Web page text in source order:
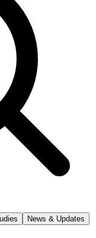
vorübergehend
Programm selbst
völlig offen.
zweite Phase bei
Antrag mehr rein,
die Nachfrage stark
beimZIM-Portal des
News & Updates